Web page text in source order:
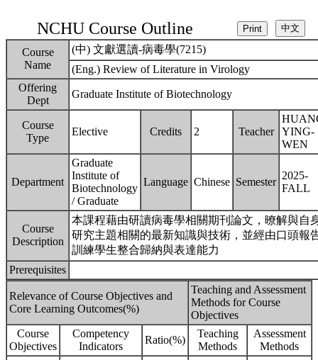
NCHU Course Outline
Course
Name
(中) 文獻選讀-病毒學(7215)
(Eng.) Review of Literature in Virology
Offering
Dept
Graduate Institute of Biotechnology
Course
Type
Elective Credits 2 Teacher
YING-
WEN
Department
Graduate
Institute of
Biotechnology
/ Graduate
Language Chinese Semester
2025-
FALL
Course
Description
本課程藉由研讀病毒學相關期刊論文，暸解與自
研究主題相關的最新知識與技術，並經由口頭報
訓練學生整合歸納與表達能力
Prerequisites
Relevance of Course Objectives and
Core Learning Outcomes(%)
Teaching and Assessment
Methods for Course
Objectives
Course
Objectives
Competency
Indicators
Ratio(%)
Teaching
Methods
Assessment
Methods